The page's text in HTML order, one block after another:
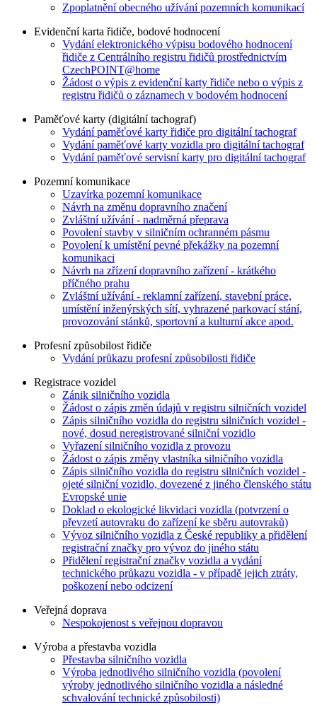
Zpoplatnění obecného užívání pozemních komunikací
Evidenční karta řidiče, bodové hodnocení
Vydání elektronického výpisu bodového hodnocení
řidiče z Centrálního registru řidičů prostřednictvím
CzechPOINT@home
Žádost o výpis z evidenční karty řidiče nebo o výpis z
registru řidičů o záznamech v bodovém hodnocení
Paměťové karty (digitální tachograf)
Vydání paměťové karty řidiče pro digitální tachograf
Vydání paměťové karty vozidla pro digitální tachograf
Vydání paměťové servisní karty pro digitální tachograf
Pozemní komunikace
Uzavírka pozemní komunikace
Návrh na změnu dopravního značení
Zvláštní užívání - nadměrná přeprava
Povolení stavby v silničním ochranném pásmu
Povolení k umístění pevné překážky na pozemní
komunikaci
Návrh na zřízení dopravního zařízení - krátkého
příčného prahu
Zvláštní užívání - reklamní zařízení, stavební práce,
umístění inženýrských sítí, vyhrazené parkovací stání,
provozování stánků, sportovní a kulturní akce apod.
Profesní způsobilost řidiče
Vydání průkazu profesní způsobilosti řidiče
Registrace vozidel
Zánik silničního vozidla
Žádost o zápis změn údajů v registru silničních vozidel
Zápis silničního vozidla do registru silničních vozidel -
nové, dosud neregistrované silniční vozidlo
Vyřazení silničního vozidla z provozu
Žádost o zápis změny vlastníka silničního vozidla
Zápis silničního vozidla do registru silničních vozidel -
ojeté silniční vozidlo, dovezené z jiného členského státu
Evropské unie
Doklad o ekologické likvidaci vozidla (potvrzení o
převzetí autovraku do zařízení ke sběru autovraků)
Vývoz silničního vozidla z České republiky a přidělení
registrační značky pro vývoz do jiného státu
Přidělení registrační značky vozidla a vydání
technického průkazu vozidla - v případě jejich ztráty,
poškození nebo odcizení
Veřejná doprava
Nespokojenost s veřejnou dopravou
Výroba a přestavba vozidla
Přestavba silničního vozidla
Výroba jednotlivého silničního vozidla (povolení
výroby jednotlivého silničního vozidla a následné
schvalování technické způsobilosti)